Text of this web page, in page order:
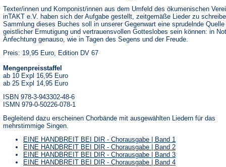
Texter/innen und Komponist/innen aus dem Umfeld des ökumenischen
inTAKT e.V. haben sich der Aufgabe gestellt, zeitgemäße Lieder zu
Sammlung dieses Buches soll in unserer Gegenwart eine sprudelnde Quelle
geistlicher Ermutigung und vertrauensvollen Gotteslobes sein können: in
Anfechtung genauso, wie in Tagen des Segens und der Freude.
Preis: 19,95 Euro, Edition DV 67
Mengenpreisstaffel
ab 10 Expl 16,95 Euro
ab 25 Expl 14,95 Euro
ISBN 978-3-943302-48-6
ISMN 979-0-50226-078-1
Begleitend dazu erscheinen Chorbände mit ausgewählten Liedern für das
mehrstimmige Singen.
EINE HANDBREIT BEI DIR - Chorausgabe | Band 1
EINE HANDBREIT BEI DIR - Chorausgabe | Band 2
EINE HANDBREIT BEI DIR - Chorausgabe | Band 3
EINE HANDBREIT BEI DIR - Chorausgabe | Band 4